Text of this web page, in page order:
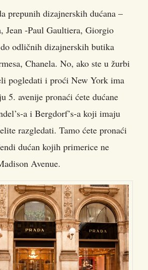
prepunih dizajnerskih dućana –
Jean -Paul Gaultiera, Giorgio
odličnih dizajnerskih butika
Chanela. No, ako ste u žurbi
pogledati i proći New York ima
5. avenije pronaći ćete dućane
a i Bergdorf’s-a koji imaju
razgledati. Tamo ćete pronaći
dućan kojih primerice ne
Avenue.